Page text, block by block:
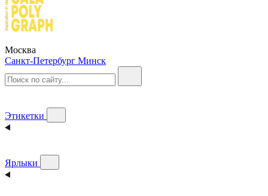
Москва
Санкт-Петербург Минск
Этикетки
Ярлыки